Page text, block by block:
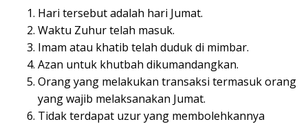
Hari tersebut adalah hari Jumat.
Waktu Zuhur telah masuk.
Imam atau khatib telah duduk di mimbar.
Azan untuk khutbah dikumandangkan.
Orang yang melakukan transaksi termasuk orang
yang wajib melaksanakan Jumat.
Tidak terdapat uzur yang membolehkannya